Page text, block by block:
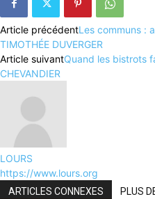
Article précédentLes communs :
TIMOTHÉE DUVERGER
Article suivantQuand les bistrots
CHEVANDIER
LOURS
https://www.lours.org
ARTICLES CONNEXES PLUS